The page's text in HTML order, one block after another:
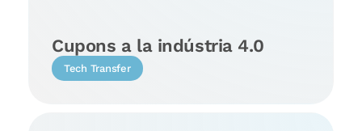
Cupons a la indústria 4.0
Tech Transfer